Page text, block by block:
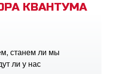
КВАНТУМА
станем ли мы
ли у нас